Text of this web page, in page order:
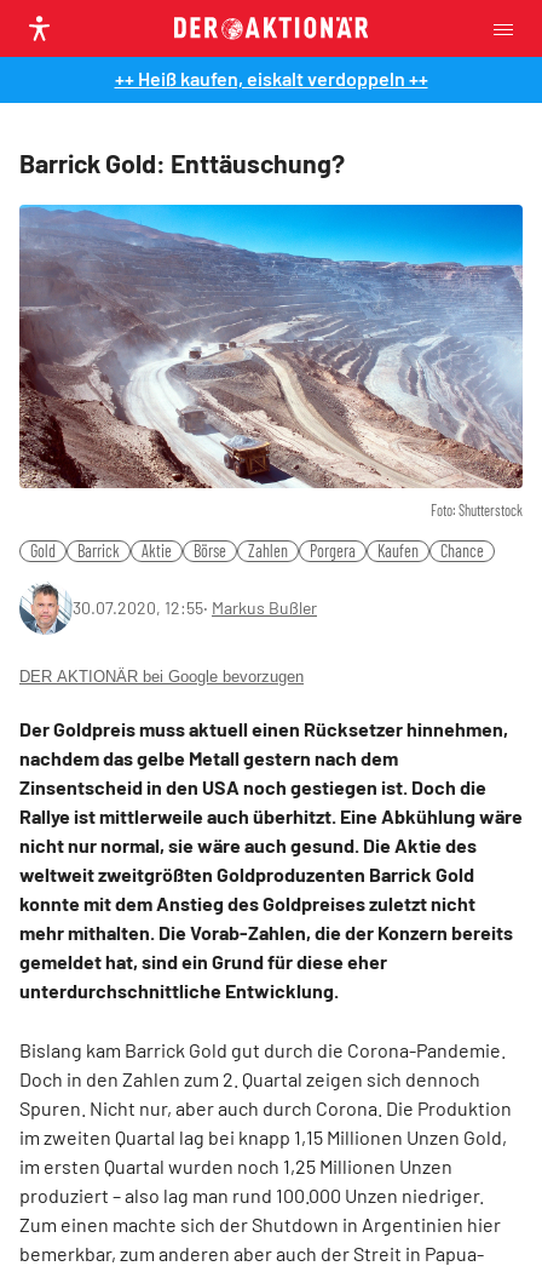
++ Heiß kaufen, eiskalt verdoppeln ++
Barrick Gold: Enttäuschung?
Foto: Shutterstock
Gold Barrick Aktie Börse Zahlen Porgera Kaufen Chance
30.07.2020, 12:55‧ Markus Bußler
DER AKTIONÄR bei Google bevorzugen
Der Goldpreis muss aktuell einen Rücksetzer hinnehmen,
nachdem das gelbe Metall gestern nach dem
Zinsentscheid in den USA noch gestiegen ist. Doch die
Rallye ist mittlerweile auch überhitzt. Eine Abkühlung wäre
nicht nur normal, sie wäre auch gesund. Die Aktie des
weltweit zweitgrößten Goldproduzenten Barrick Gold
konnte mit dem Anstieg des Goldpreises zuletzt nicht
mehr mithalten. Die Vorab-Zahlen, die der Konzern bereits
gemeldet hat, sind ein Grund für diese eher
unterdurchschnittliche Entwicklung.
Bislang kam Barrick Gold gut durch die Corona-Pandemie.
Doch in den Zahlen zum 2. Quartal zeigen sich dennoch
Spuren. Nicht nur, aber auch durch Corona. Die Produktion
im zweiten Quartal lag bei knapp 1,15 Millionen Unzen Gold,
im ersten Quartal wurden noch 1,25 Millionen Unzen
produziert – also lag man rund 100.000 Unzen niedriger.
Zum einen machte sich der Shutdown in Argentinien hier
bemerkbar, zum anderen aber auch der Streit in Papua-